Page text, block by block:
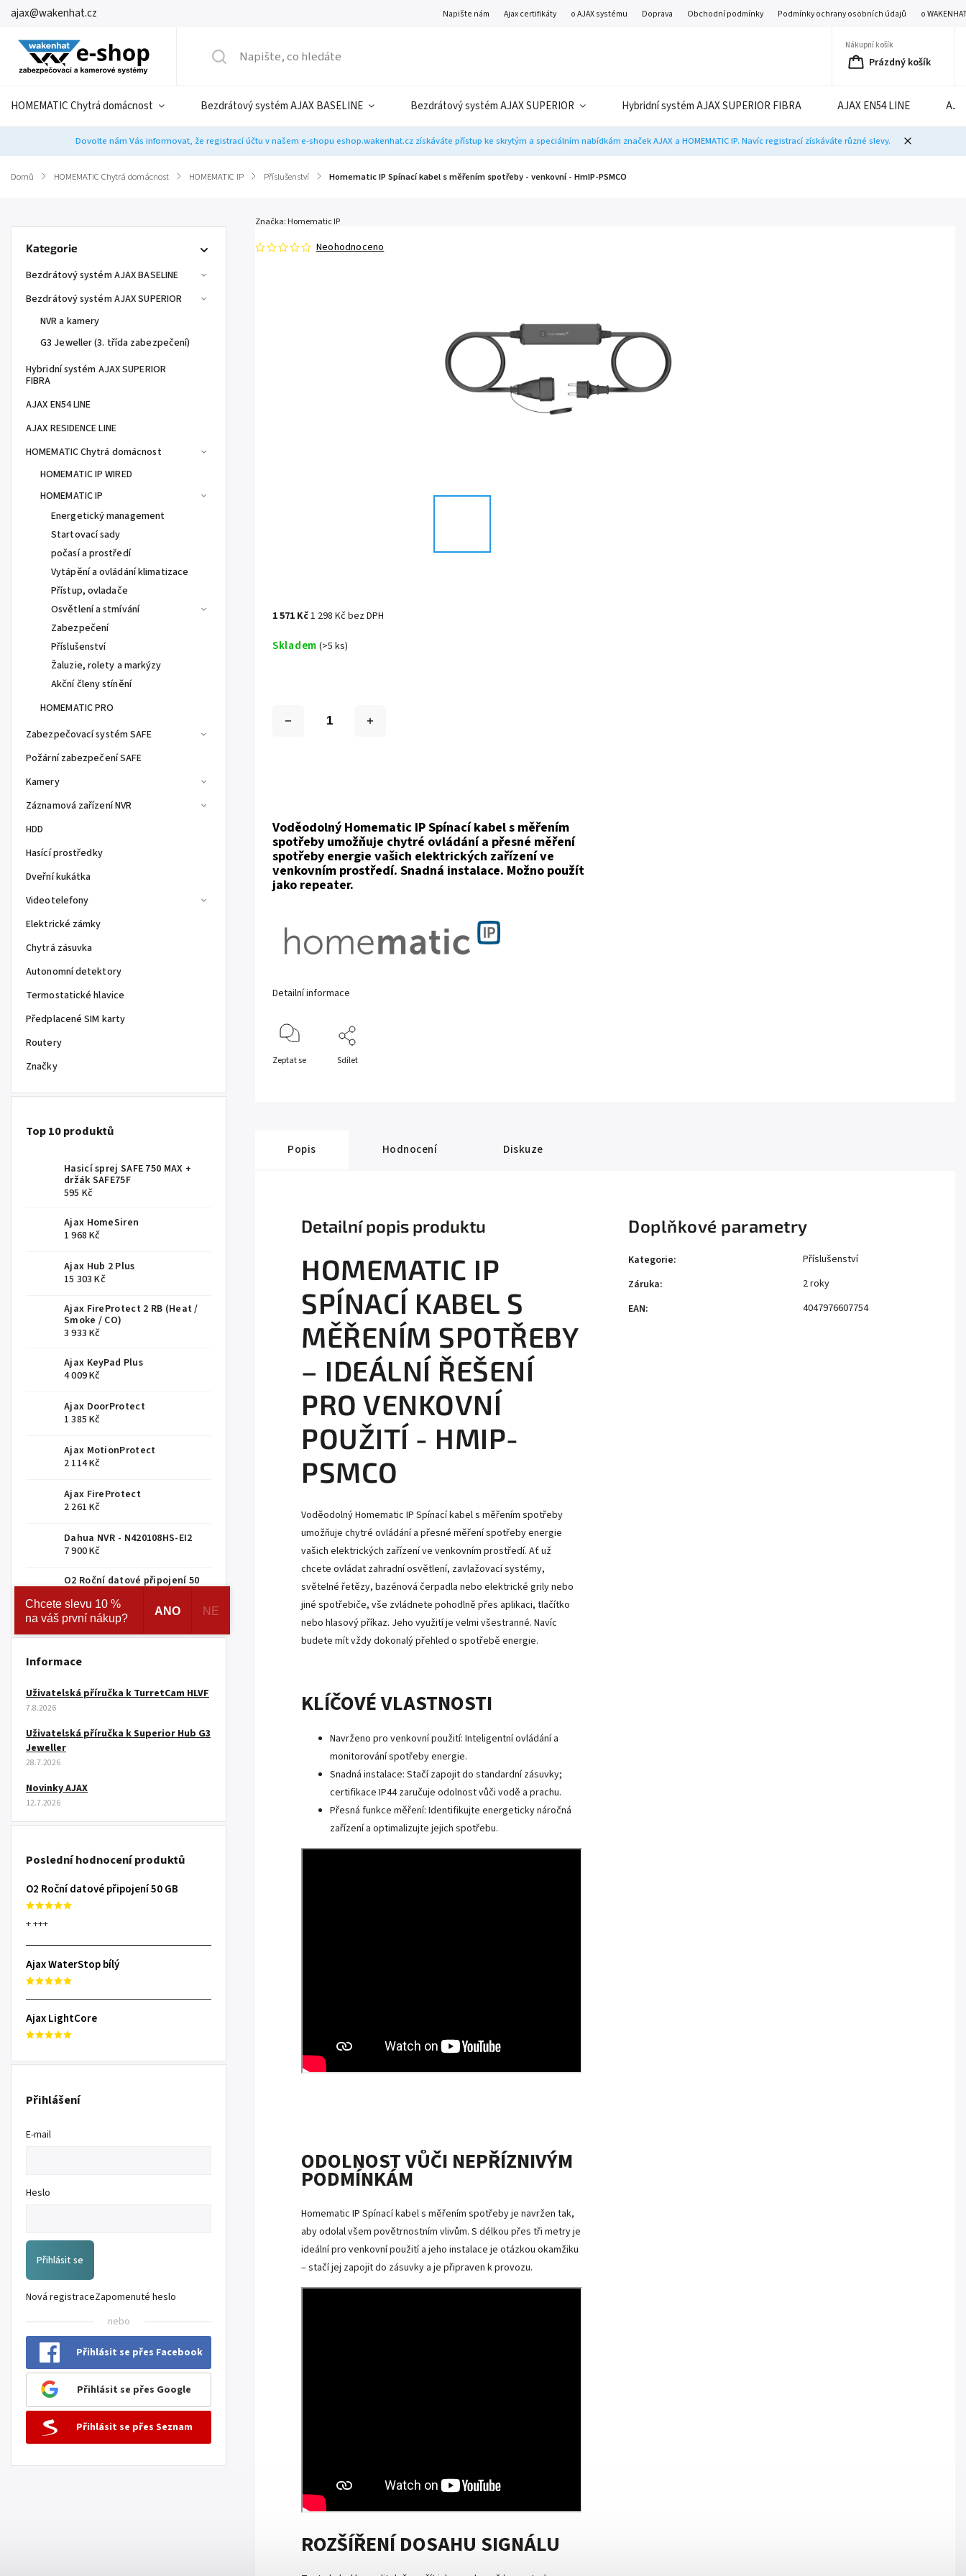
ajax@wakenhat.cz Napište nám Ajax certifikáty o AJAX systému Doprava Obchodní podmínky Podmínky ochrany osobních údajů o
Nákupní košík
Prázdný košík
HOMEMATIC Chytrá domácnost Bezdrátový systém AJAX BASELINE Bezdrátový systém AJAX SUPERIOR Hybridní systém AJAX SUPERIOR FIBRA AJAX EN54 LINE
Dovolte nám Vás informovat, že registrací účtu v našem e-shopu eshop.wakenhat.cz získáváte přístup ke skrytým a speciálním nabídkám značek AJAX a HOMEMATIC IP. Navíc registrací získáváte různé slevy.
Domů / HOMEMATIC Chytrá domácnost / HOMEMATIC IP / Příslušenství / Homematic IP Spínací kabel s měřením spotřeby - venkovní - HmIP-PSMCO
Kategorie
Bezdrátový systém AJAX BASELINE
Bezdrátový systém AJAX SUPERIOR
NVR a kamery
G3 Jeweller (3. třída zabezpečení)
Hybridní systém AJAX SUPERIOR
FIBRA
AJAX EN54 LINE
AJAX RESIDENCE LINE
HOMEMATIC Chytrá domácnost
HOMEMATIC IP WIRED
HOMEMATIC IP
Energetický management
Startovací sady
počasí a prostředí
Vytápění a ovládání klimatizace
Přístup, ovladače
Osvětlení a stmívání
Zabezpečení
Příslušenství
Žaluzie, rolety a markýzy
Akční členy stínění
HOMEMATIC PRO
Zabezpečovací systém SAFE
Požární zabezpečení SAFE
Kamery
Záznamová zařízení NVR
HDD
Hasící prostředky
Dveřní kukátka
Videotelefony
Elektrické zámky
Chytrá zásuvka
Autonomní detektory
Termostatické hlavice
Předplacené SIM karty
Routery
Značky
Top 10 produktů
Hasicí sprej SAFE 750 MAX +
držák SAFE75F
595 Kč
Ajax HomeSiren
1 968 Kč
Ajax Hub 2 Plus
15 303 Kč
Ajax FireProtect 2 RB (Heat /
Smoke / CO)
3 933 Kč
Ajax KeyPad Plus
4 009 Kč
Ajax DoorProtect
1 385 Kč
Ajax MotionProtect
2 114 Kč
Ajax FireProtect
2 261 Kč
Dahua NVR - N420108HS-EI2
7 900 Kč
O2 Roční datové připojení 50
999 Kč
Informace
Uživatelská příručka k TurretCam HLVF
7.8.2026
Uživatelská příručka k Superior Hub G3
Jeweller
28.7.2026
Novinky AJAX
12.7.2026
Poslední hodnocení produktů
O2 Roční datové připojení 50 GB
+ +++
Ajax WaterStop bílý
Ajax LightCore
Přihlášení
E-mail
Heslo
Přihlásit se
Nová registraceZapomenuté heslo
nebo
Přihlásit se přes Facebook
Přihlásit se přes Google
Přihlásit se přes Seznam
Neohodnoceno
Značka: Homematic IP
1 571 Kč1 298 Kč bez DPH
Skladem (>5 ks)
Voděodolný Homematic IP Spínací kabel s měřením
spotřeby umožňuje chytré ovládání a přesné měření
spotřeby energie vašich elektrických zařízení ve
venkovním prostředí. Snadná instalace. Možno použít
jako repeater.
Detailní informace
Zeptat se Sdílet
Popis Hodnocení Diskuze
Detailní popis produktu
HOMEMATIC IP
SPÍNACÍ KABEL S
MĚŘENÍM SPOTŘEBY
– IDEÁLNÍ ŘEŠENÍ
PRO VENKOVNÍ
POUŽITÍ - HMIP-
PSMCO
Voděodolný Homematic IP Spínací kabel s měřením spotřeby
umožňuje chytré ovládání a přesné měření spotřeby energie
vašich elektrických zařízení ve venkovním prostředí. Ať už
chcete ovládat zahradní osvětlení, zavlažovací systémy,
světelné řetězy, bazénová čerpadla nebo elektrické grily nebo
jiné spotřebiče, vše zvládnete pohodlně přes aplikaci, tlačítko
nebo hlasový příkaz. Jeho využití je velmi všestranné. Navíc
budete mít vždy dokonalý přehled o spotřebě energie.
KLÍČOVÉ VLASTNOSTI
Navrženo pro venkovní použití: Inteligentní ovládání a
monitorování spotřeby energie.
Snadná instalace: Stačí zapojit do standardní zásuvky;
certifikace IP44 zaručuje odolnost vůči vodě a prachu.
Přesná funkce měření: Identifikujte energeticky náročná
zařízení a optimalizujte jejich spotřebu.
ODOLNOST VŮČI NEPŘÍZNIVÝM
PODMÍNKÁM
Homematic IP Spínací kabel s měřením spotřeby je navržen tak,
aby odolal všem povětrnostním vlivům. S délkou přes tři metry je
ideální pro venkovní použití a jeho instalace je otázkou okamžiku
– stačí jej zapojit do zásuvky a je připraven k provozu.
ROZŠÍŘENÍ DOSAHU SIGNÁLU
Doplňkové parametry
Kategorie:
Příslušenství
Záruka:
2 roky
EAN: 4047976607754
Chcete slevu 10 %
na váš první nákup?
ANO NE